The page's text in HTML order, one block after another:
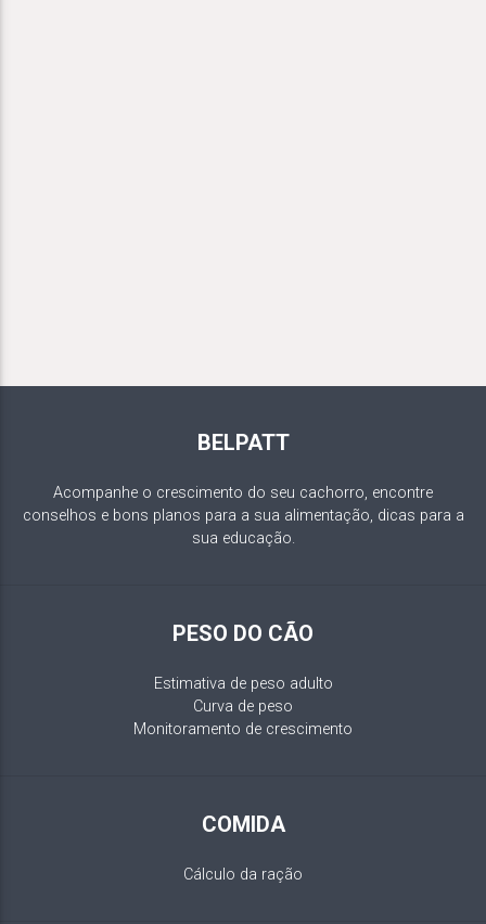
BELPATT
Acompanhe o crescimento do seu cachorro, encontre
conselhos e bons planos para a sua alimentação, dicas para a
sua educação.
PESO DO CÃO
Estimativa de peso adulto
Curva de peso
Monitoramento de crescimento
COMIDA
Cálculo da ração